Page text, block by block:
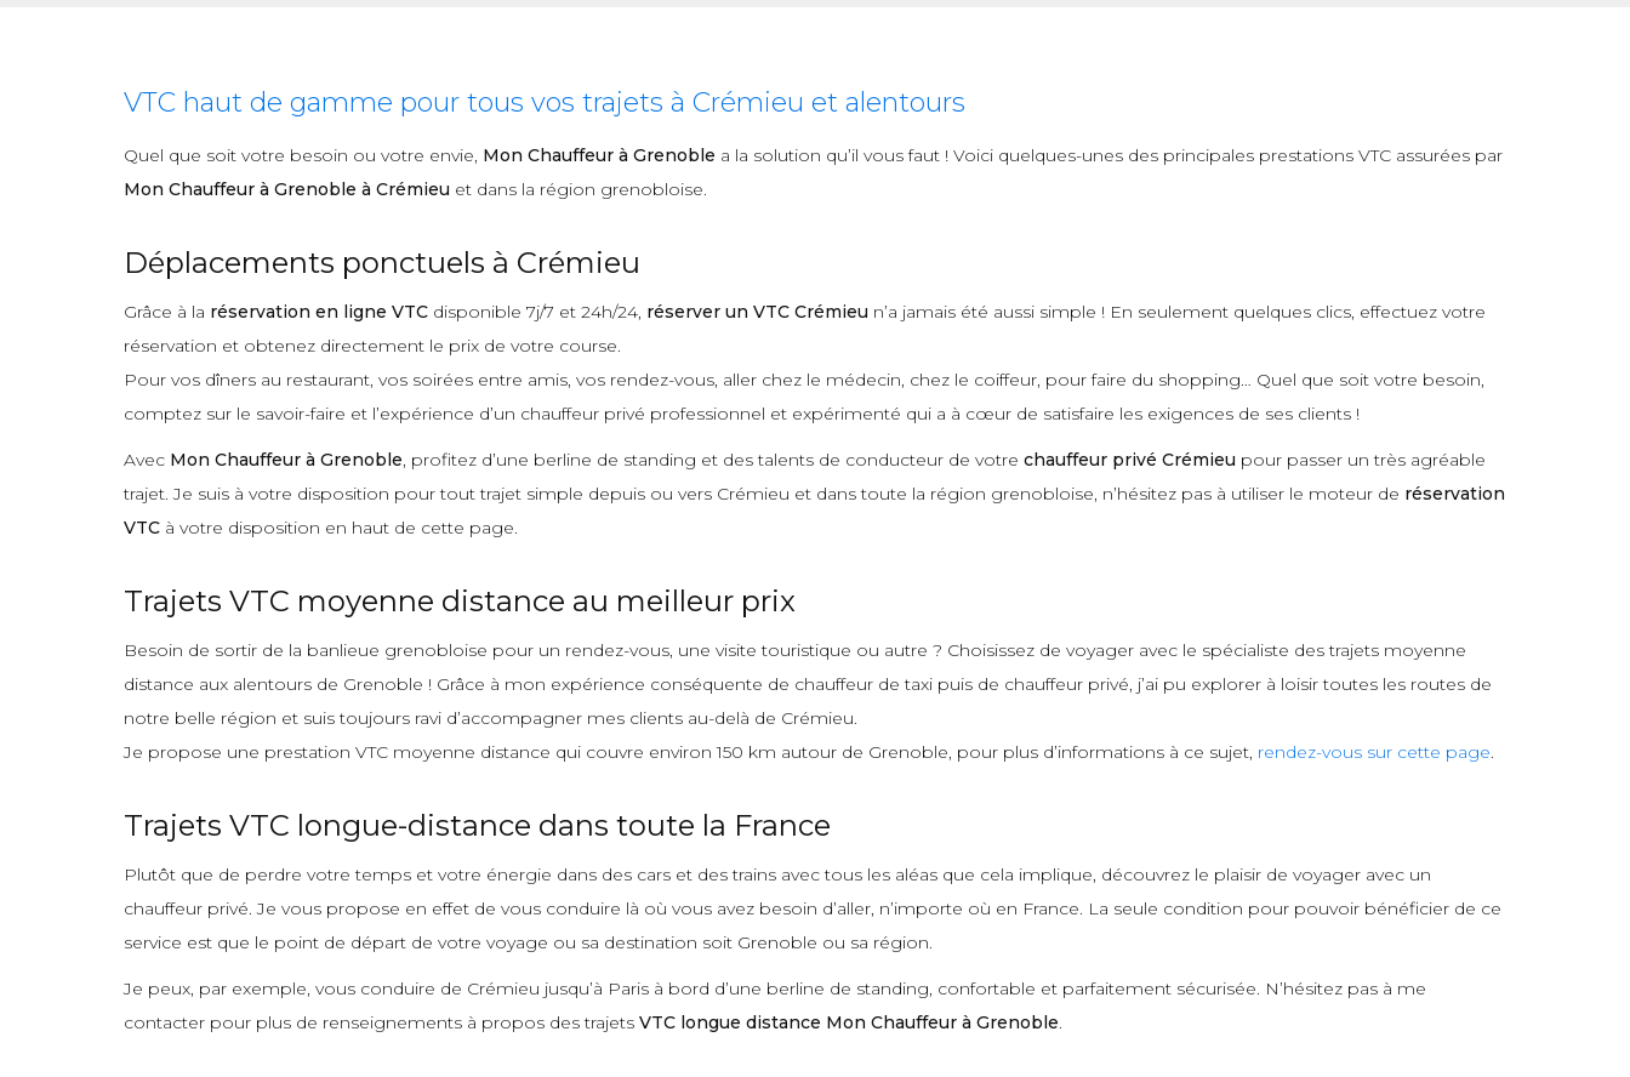
VTC haut de gamme pour tous vos trajets à Crémieu et alentours
Quel que soit votre besoin ou votre envie, Mon Chauffeur à Grenoble a la solution qu’il vous faut ! Voici quelques-unes des principales prestations VTC assurées par
Mon Chauffeur à Grenoble à Crémieu et dans la région grenobloise.
Déplacements ponctuels à Crémieu
Grâce à la réservation en ligne VTC disponible 7j/7 et 24h/24, réserver un VTC Crémieu n’a jamais été aussi simple ! En seulement quelques clics, effectuez votre
réservation et obtenez directement le prix de votre course.
Pour vos dîners au restaurant, vos soirées entre amis, vos rendez-vous, aller chez le médecin, chez le coiffeur, pour faire du shopping… Quel que soit votre besoin,
comptez sur le savoir-faire et l’expérience d’un chauffeur privé professionnel et expérimenté qui a à cœur de satisfaire les exigences de ses clients !
Avec Mon Chauffeur à Grenoble, profitez d’une berline de standing et des talents de conducteur de votre chauffeur privé Crémieu pour passer un très agréable
trajet. Je suis à votre disposition pour tout trajet simple depuis ou vers Crémieu et dans toute la région grenobloise, n’hésitez pas à utiliser le moteur de réservation
VTC à votre disposition en haut de cette page.
Trajets VTC moyenne distance au meilleur prix
Besoin de sortir de la banlieue grenobloise pour un rendez-vous, une visite touristique ou autre ? Choisissez de voyager avec le spécialiste des trajets moyenne
distance aux alentours de Grenoble ! Grâce à mon expérience conséquente de chauffeur de taxi puis de chauffeur privé, j’ai pu explorer à loisir toutes les routes de
notre belle région et suis toujours ravi d’accompagner mes clients au-delà de Crémieu.
Je propose une prestation VTC moyenne distance qui couvre environ 150 km autour de Grenoble, pour plus d’informations à ce sujet, rendez-vous sur cette page.
Trajets VTC longue-distance dans toute la France
Plutôt que de perdre votre temps et votre énergie dans des cars et des trains avec tous les aléas que cela implique, découvrez le plaisir de voyager avec un
chauffeur privé. Je vous propose en effet de vous conduire là où vous avez besoin d’aller, n’importe où en France. La seule condition pour pouvoir bénéficier de ce
service est que le point de départ de votre voyage ou sa destination soit Grenoble ou sa région.
Je peux, par exemple, vous conduire de Crémieu jusqu’à Paris à bord d’une berline de standing, confortable et parfaitement sécurisée. N’hésitez pas à me
contacter pour plus de renseignements à propos des trajets VTC longue distance Mon Chauffeur à Grenoble.